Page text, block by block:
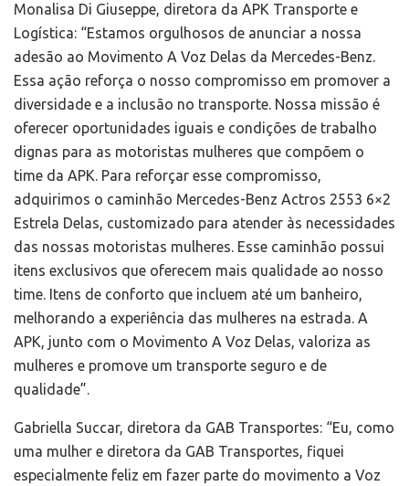
Monalisa Di Giuseppe, diretora da APK Transporte e
Logística: “Estamos orgulhosos de anunciar a nossa
adesão ao Movimento A Voz Delas da Mercedes-Benz.
Essa ação reforça o nosso compromisso em promover a
diversidade e a inclusão no transporte. Nossa missão é
oferecer oportunidades iguais e condições de trabalho
dignas para as motoristas mulheres que compõem o
time da APK. Para reforçar esse compromisso,
adquirimos o caminhão Mercedes-Benz Actros 2553 6×2
Estrela Delas, customizado para atender às necessidades
das nossas motoristas mulheres. Esse caminhão possui
itens exclusivos que oferecem mais qualidade ao nosso
time. Itens de conforto que incluem até um banheiro,
melhorando a experiência das mulheres na estrada. A
APK, junto com o Movimento A Voz Delas, valoriza as
mulheres e promove um transporte seguro e de
qualidade”.
Gabriella Succar, diretora da GAB Transportes: “Eu, como
uma mulher e diretora da GAB Transportes, fiquei
especialmente feliz em fazer parte do movimento a Voz